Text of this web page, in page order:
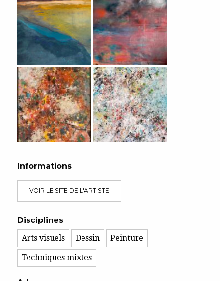
Informations
VOIR LE SITE DE L'ARTISTE
Disciplines
Arts visuels
Dessin Peinture
Techniques mixtes